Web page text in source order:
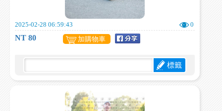
2025-02-28 06:59:43 0
NT 80 加購物車
標籤